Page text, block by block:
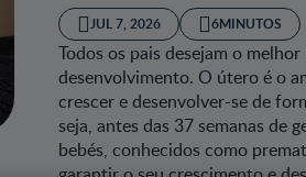
JUL 7, 2026 6MINUTOS
Todos os pais desejam o
desenvolvimento. O útero é o
crescer e desenvolver-se de
seja, antes das 37 semanas de
bebés, conhecidos como